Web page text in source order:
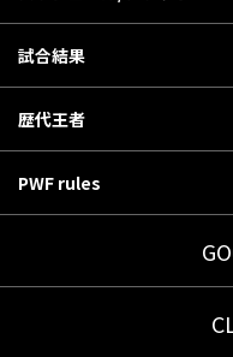
PWF rules
歴代王者
試合結果